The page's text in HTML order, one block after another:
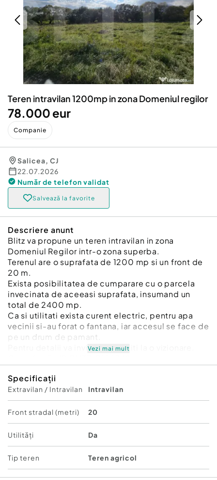
Servicii
Animale de companie
Afaceri și echipamente profesionale
Inchiriere Bunuri si Vehicule
Utilaje agricole si industriale
Piese auto si accesorii
Dacia Duster
Teren intravilan 1200mp in zona Domeniul regilor
78.000 eur
Companie
Salicea, CJ
22.07.2026
Număr de telefon validat
Salvează la favorite
Descriere anunt
Blitz va propune un teren intravilan in zona
Domeniul Regilor intr-o zona superba.
Terenul are o suprafata de 1200 mp si un front de
20 m.
Exista posibilitatea de cumparare cu o parcela
invecinata de aceeasi suprafata, insumand un
total de 2400 mp.
Ca si utilitati exista curent electric, pentru apa
vecinii si-au forat o fantana, iar accesul se face de
pe un drum de pamant.
Pentru detalii va invitam sa veniti la o vizionare.
Vezi mai mult
Specificații
Extravilan / Intravilan Intravilan
Front stradal (metri) 20
Utilități Da
Tip teren Teren agricol